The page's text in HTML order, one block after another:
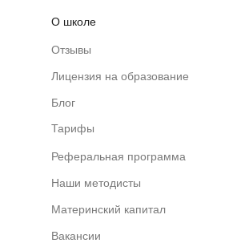
Отзывы
Лицензия на образование
Блог
Тарифы
Реферальная программа
Наши методисты
Материнский капитал
Вакансии
О школе